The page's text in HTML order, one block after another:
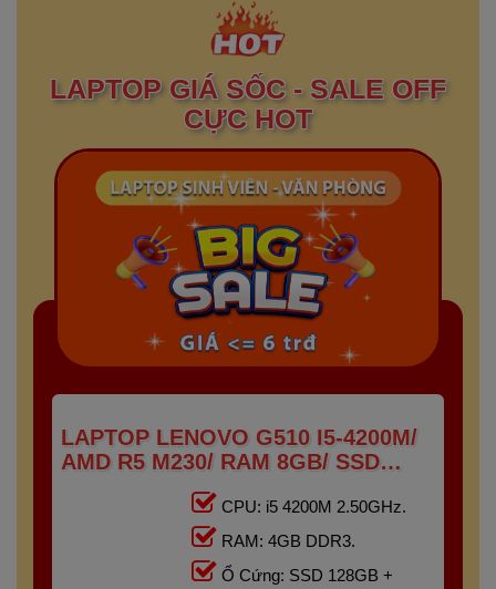
LAPTOP GIÁ SỐC - SALE OFF
CỰC HOT
LAPTOP LENOVO G510 I5-4200M/
AMD R5 M230/ RAM 8GB/ SSD
128GB + HDD 500GB/ 15.6" HD
CPU: i5 4200M 2.50GHz.
RAM: 4GB DDR3.
Ổ Cứng: SSD 128GB +